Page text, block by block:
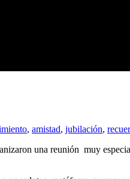
, amistad, jubilación,
una reunión muy